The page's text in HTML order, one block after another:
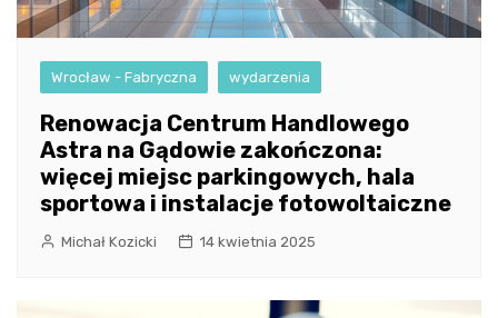
Wrocław - Fabryczna wydarzenia
Renowacja Centrum Handlowego
Astra na Gądowie zakończona:
więcej miejsc parkingowych, hala
sportowa i instalacje fotowoltaiczne
Michał Kozicki 14 kwietnia 2025